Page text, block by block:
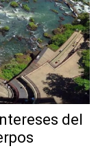
del